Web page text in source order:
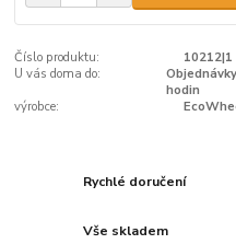
Číslo produktu:
10212|1
U vás doma do:
hodin
výrobce:
Rychlé doručení
Vše skladem